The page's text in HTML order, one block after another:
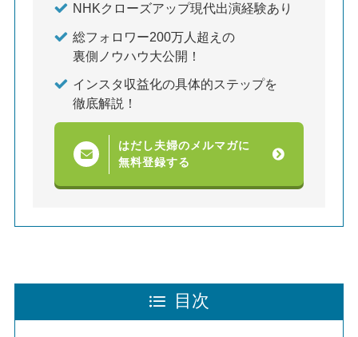
NHKクローズアップ現代出演経験あり
総フォロワー200万人超えの
裏側ノウハウ大公開！
インスタ収益化の具体的ステップを
徹底解説！
はだし夫婦のメルマガに
無料登録する
目次